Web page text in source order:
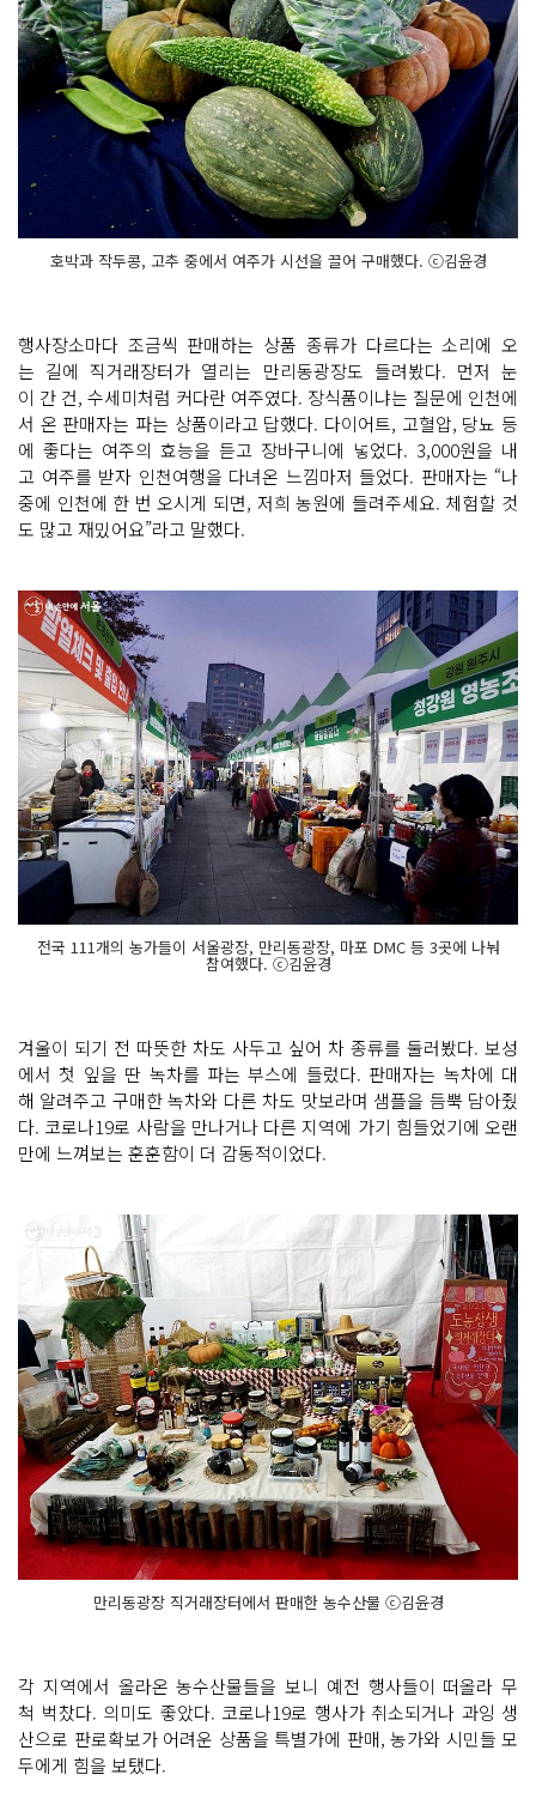
호박과 작두콩, 고추 중에서 여주가 시선을 끌어 구매했다. ⓒ김윤경
행사장소마다 조금씩 판매하는 상품 종류가 다르다는 소리에 오
는 길에 직거래장터가 열리는 만리동광장도 들려봤다. 먼저 눈
이 간 건, 수세미처럼 커다란 여주였다. 장식품이냐는 질문에 인천에
서 온 판매자는 파는 상품이라고 답했다. 다이어트, 고혈압, 당뇨 등
에 좋다는 여주의 효능을 듣고 장바구니에 넣었다. 3,000원을 내
고 여주를 받자 인천여행을 다녀온 느낌마저 들었다. 판매자는 “나
중에 인천에 한 번 오시게 되면, 저희 농원에 들려주세요. 체험할 것
도 많고 재밌어요”라고 말했다.
전국 111개의 농가들이 서울광장, 만리동광장, 마포 DMC 등 3곳에 나눠
참여했다. ⓒ김윤경
겨울이 되기 전 따뜻한 차도 사두고 싶어 차 종류를 둘러봤다. 보성
에서 첫 잎을 딴 녹차를 파는 부스에 들렀다. 판매자는 녹차에 대
해 알려주고 구매한 녹차와 다른 차도 맛보라며 샘플을 듬뿍 담아줬
다. 코로나19로 사람을 만나거나 다른 지역에 가기 힘들었기에 오랜
만에 느껴보는 훈훈함이 더 감동적이었다.
만리동광장 직거래장터에서 판매한 농수산물 ⓒ김윤경
각 지역에서 올라온 농수산물들을 보니 예전 행사들이 떠올라 무
척 벅찼다. 의미도 좋았다. 코로나19로 행사가 취소되거나 과잉 생
산으로 판로확보가 어려운 상품을 특별가에 판매, 농가와 시민들 모
두에게 힘을 보탰다.